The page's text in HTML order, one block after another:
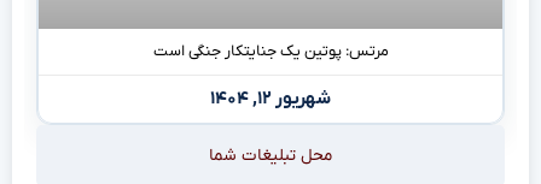
مرتس: پوتین یک جنایتکار جنگی است
شهریور ۱۲, ۱۴۰۴
محل تبلیغات شما